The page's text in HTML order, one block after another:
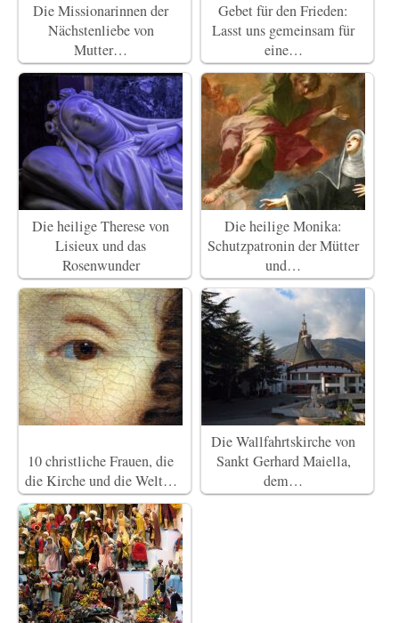
Die Missionarinnen der
Nächstenliebe von
Mutter…
Gebet für den Frieden:
Lasst uns gemeinsam für
eine…
Die heilige Therese von
Lisieux und das
Rosenwunder
Die heilige Monika:
Schutzpatronin der Mütter
und…
10 christliche Frauen, die
die Kirche und die Welt…
Die Wallfahrtskirche von
Sankt Gerhard Maiella,
dem…